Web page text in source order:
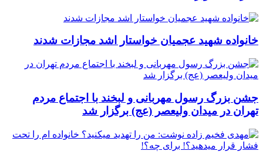
خانواده شهید عجمیان خواستار اشد مجازات شدند
جشن بزرگ رسول مهربانی و لبخند با اجتماع مردم
تهران در میدان ولیعصر (عج) برگزار شد